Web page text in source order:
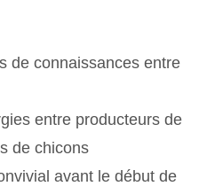
de connaissances entre
entre producteurs de
de chicons
avant le début de